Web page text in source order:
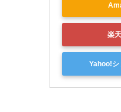
楽
Yahoo!シ